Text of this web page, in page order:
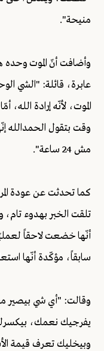
منيحة".
وأضافت أنّ الموت وحده
عابرة، قائلة: "الشي
الموت، لأنّه إرادة
وقت بتقول الحمدالله
مش 24 ساعة".
كما تحدثت عن عودة
تلقت الخبر بهدوء تام،
أنّها خضعت لاحقاً
سابقاً، مؤكّدة أنّها
وقالت: "أي شي بيصير معي
وبيخليك تعرف قيمة